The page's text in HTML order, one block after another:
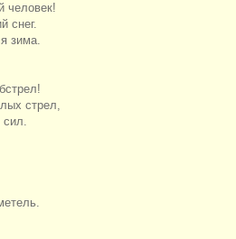
человек!
снег.
зима.
стрел,
сил.